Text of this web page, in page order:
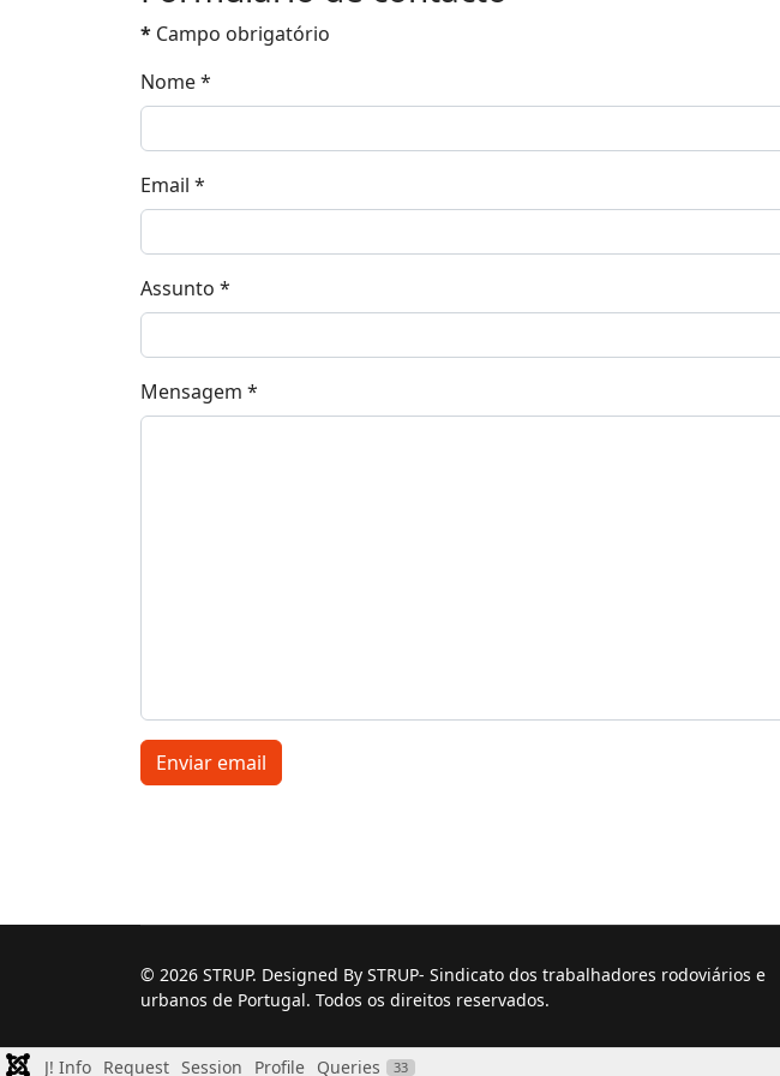
* Campo obrigatório
Nome*
Email *
Assunto *
Mensagem *
Enviar email
© 2026 STRUP. Designed By STRUP- Sindicato dos trabalhadores rodoviários e
urbanos de Portugal. Todos os direitos reservados.
J! Info Request Session Profile Queries 33